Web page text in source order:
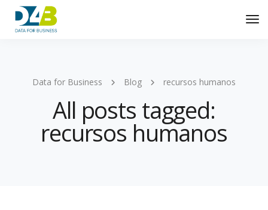
Data for Business Blog recursos humanos
All posts tagged:
recursos humanos